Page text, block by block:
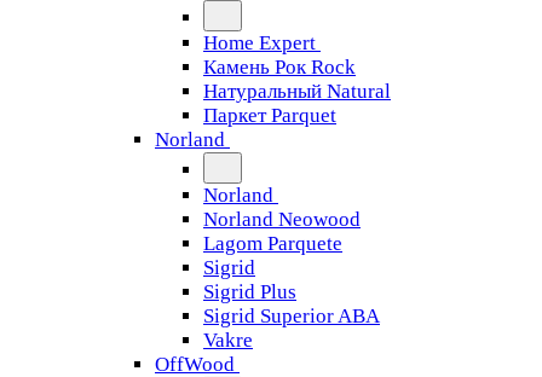
Home Expert
Камень Рок Rock
Натуральный Natural
Паркет Parquet
Norland
Norland
Norland Neowood
Lagom Parquete
Sigrid
Sigrid Plus
Sigrid Superior ABA
Vakre
OffWood